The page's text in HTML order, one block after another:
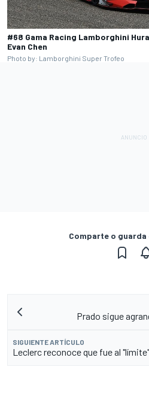
#68 Gama Racing Lamborghini
Evan Chen
Photo by: Lamborghini Super Trofeo
Comparte o
Prado sigue
SIGUIENTE ARTÍCULO
Leclerc reconoce que fue al